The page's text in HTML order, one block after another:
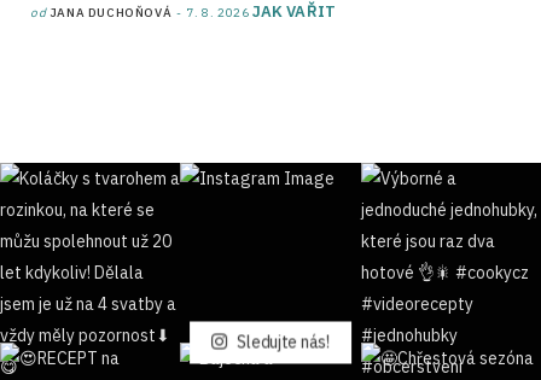
od JANA DUCHOŇOVÁ 7. 8. 2026 JAK VAŘIT
Sledujte nás!